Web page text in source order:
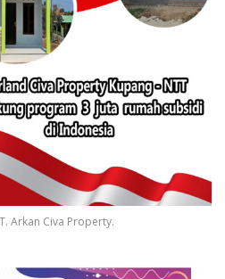
Arkan Civa Property.